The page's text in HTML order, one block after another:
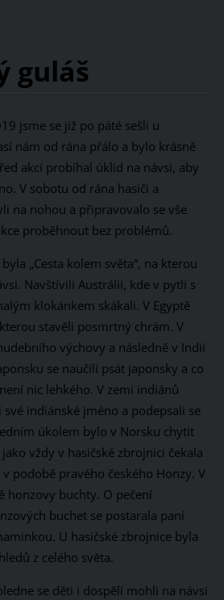
guláš
jsme se již po páté sešli u
nám od rána přálo a bylo krásně
akcí probíhal úklid na návsi, aby
V sobotu od rána hasiči a
na nohou a připravovalo se vše
proběhnout bez problémů.
„Cesta kolem světa“, na kterou
Navštívili Austrálii, kde v pytli s
klokánkem skákali. V Egyptě
stavěli posmrtný chrám. V
výchovy a následně v Indii
se naučili psát japonsky a co
nic lehkého. V zemi indiánů
indiánské jméno a podepsali se
úkolem bylo v Norsku chytit
vždy v hasičské zbrojnici čekala
podobě pravého českého Honzy. V
honzovy buchty. O pečení
buchet se postarala paní
U hasičské zbrojnice byla
z celého světa.
se děti i dospělí mohli na návsi